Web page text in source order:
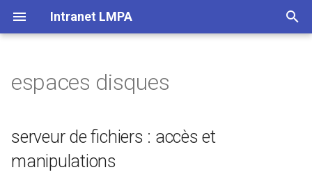
Intranet LMPA
t
serveur de fichiers : accès et
accès ponctuel : ssh , scp ,
sftp filezilla (ou bitvise)
Livret accueil
Publications
Ressources globales
Matlab
espaces disques
serveur de fichiers : accès et
manipulations